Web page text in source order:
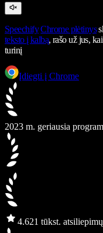
Speechify Chrome plėtinys
teksto į kalbą, rašo už jus,
turinį
Įdiegti į Chrome
2023 m. geriausia
4.621 tūkst. atsiliepimų